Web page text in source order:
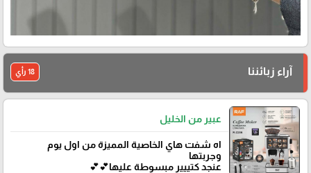
آراء زبائننا 18 رأي
عبير من الخليل
اه شفت هاي الخاصية المميزة من اول يوم
وجربتها
عنجد كتييير مبسوطة عليها💕💕